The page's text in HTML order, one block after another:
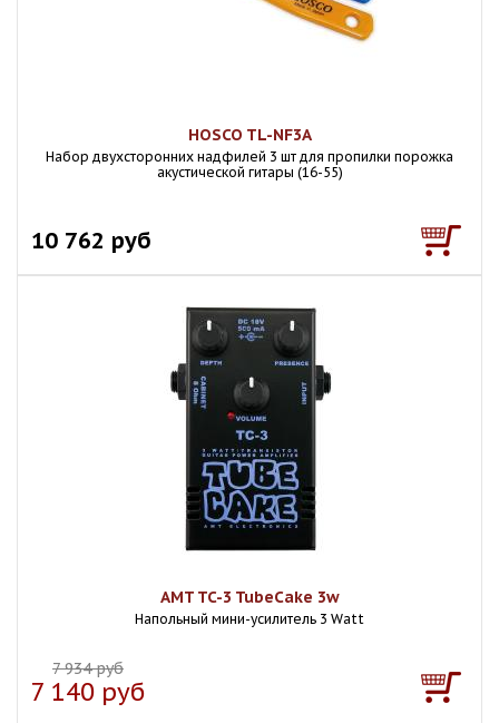
HOSCO TL-NF3A
Набор двухсторонних надфилей 3 шт для пропилки порожка
акустической гитары (16-55)
10 762 руб
AMT TC-3 TubeCake 3w
Напольный мини-усилитель 3 Watt
7 934 руб
7 140 руб